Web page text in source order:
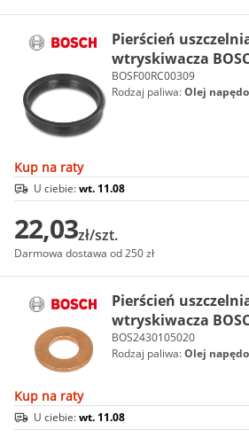
Pierścień
wtryskiwacza
BOSF00RC00309
Rodzaj paliwa:Olej
Kup na raty
U ciebie:wt. 11.08
22,03zł/szt.
Darmowa dostawa od 250 zł
Pierścień
wtryskiwacza
BOS2430105020
Rodzaj paliwa:Olej
Kup na raty
U ciebie:wt. 11.08